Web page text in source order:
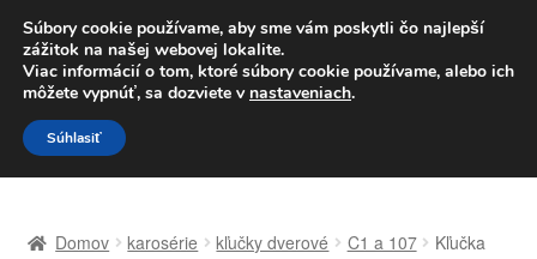
DOPRAVA od 6 EUR
Po–Pi 09:00–16:00 233 221 276
Preskočiť
na
navigáciu
Preskočiť
na
obsah
Domov karosérie kľučky dverové C1 a 107
Kľučka
Súbory cookie používame, aby sme vám poskytli čo najlepší
zážitok na našej webovej lokalite.
Viac informácií o tom, ktoré súbory cookie používame, alebo ich
môžete vypnúť, sa dozviete v nastaveniach.
Súhlasiť